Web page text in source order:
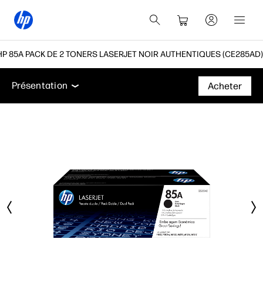
85A PACK DE 2 TONERS LASERJET NOIR AUTHENTIQUES (CE285AD)
Présentation Caractéristiques
Assistance
Présentation
Acheter